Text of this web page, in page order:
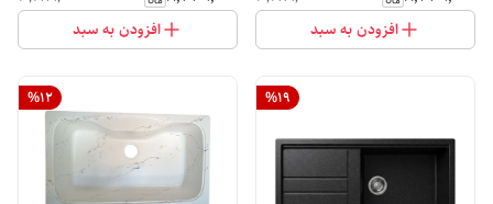
افزودن به سبد افزودن به سبد
%19
%12